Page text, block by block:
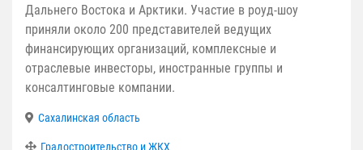
Дальнего Востока и Арктики. Участие в роуд-шоу
приняли около 200 представителей ведущих
финансирующих организаций, комплексные и
отраслевые инвесторы, иностранные группы и
консалтинговые компании.
Сахалинская область
Градостроительство и ЖКХ